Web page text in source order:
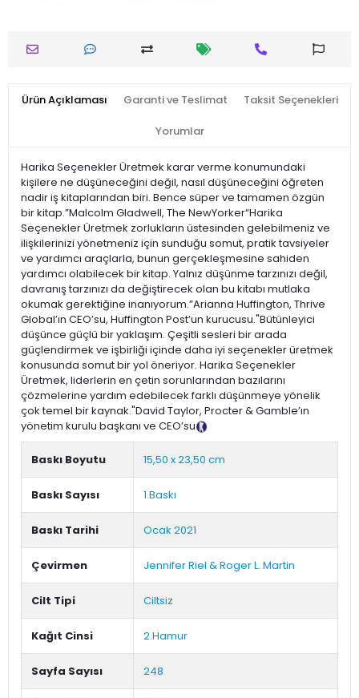
Ürün Açıklaması Garanti ve Teslimat Taksit Seçenekleri
Yorumlar
Harika Seçenekler Üretmek karar verme konumundaki
kişilere ne düşüneceğini değil, nasıl düşüneceğini öğreten
nadir iş kitaplarından biri. Bence süper ve tamamen özgün
bir kitap.”Malcolm Gladwell, The NewYorker“Harika
Seçenekler Üretmek zorlukların üstesinden gelebilmeniz ve
ilişkilerinizi yönetmeniz için sunduğu somut, pratik tavsiyeler
ve yardımcı araçlarla, bunun gerçekleşmesine sahiden
yardımcı olabilecek bir kitap. Yalnız düşünme tarzınızı değil,
davranış tarzınızı da değiştirecek olan bu kitabı mutlaka
okumak gerektiğine inanıyorum.”Arianna Huffington, Thrive
Global’ın CEO’su, Huffington Post’un kurucusu."Bütünleyici
düşünce güçlü bir yaklaşım. Çeşitli sesleri bir arada
güçlendirmek ve işbirliği içinde daha iyi seçenekler üretmek
konusunda somut bir yol öneriyor. Harika Seçenekler
Üretmek, liderlerin en çetin sorunlarından bazılarını
çözmelerine yardım edebilecek farklı düşünmeye yönelik
çok temel bir kaynak."David Taylor, Procter & Gamble’ın
yönetim kurulu başkanı ve CEO’su
Baskı Boyutu 15,50 x 23,50 cm
Baskı Sayısı 1.Baskı
Baskı Tarihi Ocak 2021
Çevirmen Jennifer Riel & Roger L. Martin
Cilt Tipi Ciltsiz
Kağıt Cinsi 2.Hamur
Sayfa Sayısı 248